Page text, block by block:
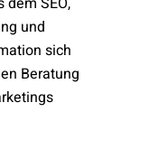
und
sich
Beratung